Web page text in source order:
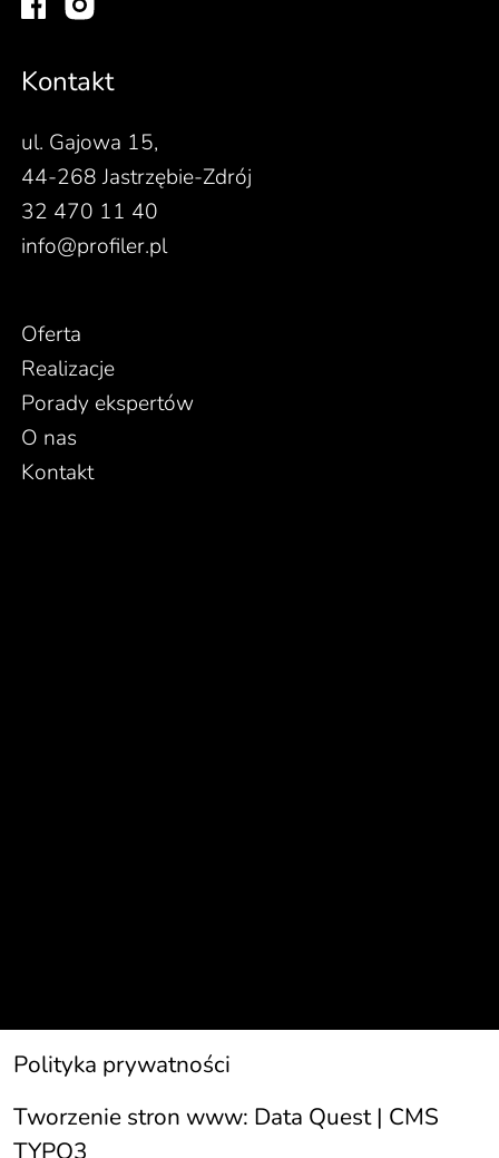
Kontakt
ul. Gajowa 15,
44-268 Jastrzębie-Zdrój
32 470 11 40
info@profiler.pl
Oferta
Realizacje
Porady ekspertów
O nas
Kontakt
Polityka prywatności
Tworzenie stron www: Data Quest | CMS
TYPO3